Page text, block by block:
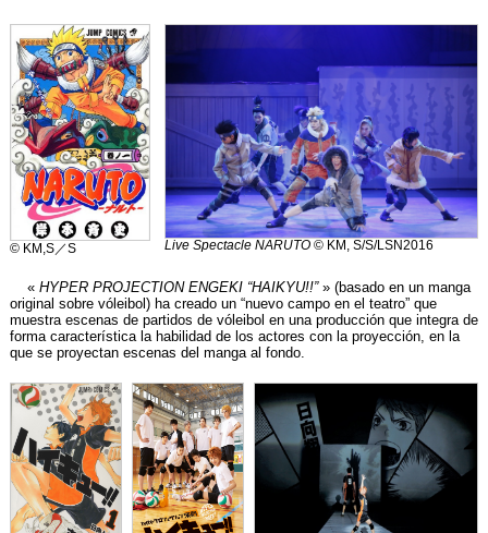
© KM,S／S Live Spectacle NARUTO© KM, S/S/LSN2016
« HYPER PROJECTION ENGEKI “HAIKYU!!”» (basado en un manga
original sobre vóleibol) ha creado un “nuevo campo en el teatro” que
muestra escenas de partidos de vóleibol en una producción que integra de
forma característica la habilidad de los actores con la proyección, en la
que se proyectan escenas del manga al fondo.